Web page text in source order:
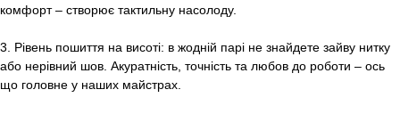
комфорт – створює тактильну насолоду.
3. Рівень пошиття на висоті: в жодній парі не знайдете зайву нитку
або нерівний шов. Акуратність, точність та любов до роботи – ось
що головне у наших майстрах.